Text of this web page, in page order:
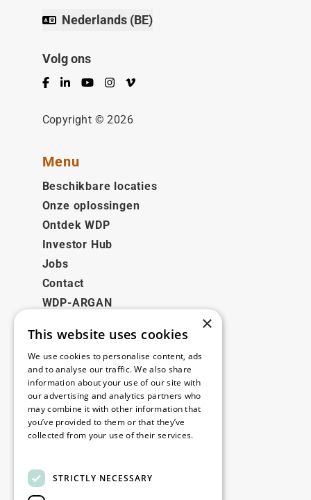
Nederlands (BE)
Volg ons
Facebook
LinkedInYouTubeInstagram
Vimeo
Copyright © 2026
Menu
Beschikbare locaties
Onze oplossingen
Ontdek WDP
Investor Hub
Jobs
Contact
WDP-ARGAN
Juridisch
Disclaimer
Privacybeleid
Cookie Policy
Contact
×
This website uses cookies
We use cookies to personalise content, ads
and to analyse our traffic. We also share
information about your use of our site with
our advertising and analytics partners who
may combine it with other information that
you’ve provided to them or that they’ve
collected from your use of their services.
STRICTLY NECESSARY